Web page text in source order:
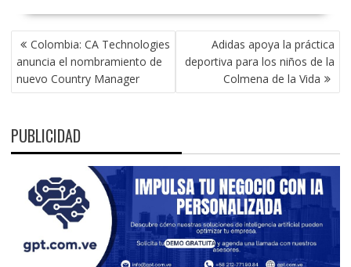
NAVEGACIÓN
DE
ENTRADAS
Colombia: CA Technologies
anuncia el nombramiento de
nuevo Country Manager
Adidas apoya la práctica
deportiva para los niños de la
Colmena de la Vida
PUBLICIDAD